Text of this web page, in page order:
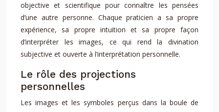
objective et scientifique pour connaître les pensées
d’une autre personne. Chaque praticien a sa propre
expérience, sa propre intuition et sa propre façon
d’interpréter les images, ce qui rend la divination
subjective et ouverte à l’interprétation personnelle.
Le rôle des projections
personnelles
Les images et les symboles perçus dans la boule de